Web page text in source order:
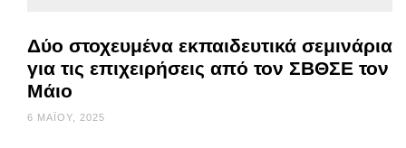
Δύο στοχευμένα εκπαιδευτικά σεμινάρια
για τις επιχειρήσεις από τον ΣΒΘΣΕ τον
Μάιο
6 ΜΑΪ́ΟΥ, 2025